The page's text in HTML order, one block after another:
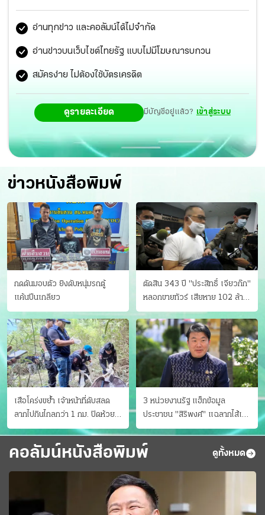
นายกฯไม่ปล่อยชาวนาทุกข์ยากแสนเข็ญ ปชป.-พปชร.แท็กทีม
งัดทุจริตจำนำข้าวตอกกลับ “ราเมศ-เทพไท” สวนภาพจำ คน
ไทยมีแต่ภาพโกง อดีต รมต.ติดคุก “ธนกร” ตีปี๊บ 9 พ.ย. โอน
ไวเงินชดเชยเข้ากระเป๋าชาวนา “บิ๊กป้อม” ลุยนราธิวาส กร้าว
ยึดหมดไม่แบ่งใคร “จุรินทร์” ฝันยึดคืน ส.ส.ใต้ ยกจังหวัด
ปลื้มคนกรุงเชียร์นั่งนายกฯ แคมเปญยกเลิก ม.112 ทะลุเกิน
แสน “ช่อ” เชื่อยอดพุ่งถึงล้านได้
อ่านทุกข่าว และคอลัมน์ได้ไม่จำกัด
อ่านข่าวบนเว็บไซต์ไทยรัฐ แบบไม่มีโฆษณารบกวน
สมัครง่าย ไม่ต้องใช้บัตรเครดิต
ดูรายละเอียด มีบัญชีอยู่แล้ว? เข้าสู่ระบบ
ข่าวหนังสือพิมพ์
กดดันมอบตัว ยิงดับหนุ่มรถตู้
แค้นปีนเกลียว
ตัดสิน 343 ปี "ประสิทธิ์ เจียวก๊ก"
หลอกขายทัวร์ เสียหาย 102 ล้าน
มีเหยื่อ 173 คน
เสือโคร่งขย้ำ เจ้าหน้าที่ดับสลด
ลากไปกินไกลกว่า 1 กม. ปิดห้วย
ขาแข้งชั่วคราว
3 หน่วยงานรัฐ แฮ็กข้อมูล
ประชาชน "สิริพงศ์" แฉลากไส้เอง
"หนู" กอด "หนิม" สยบลือ
คอลัมน์หนังสือพิมพ์ ดูทั้งหมด